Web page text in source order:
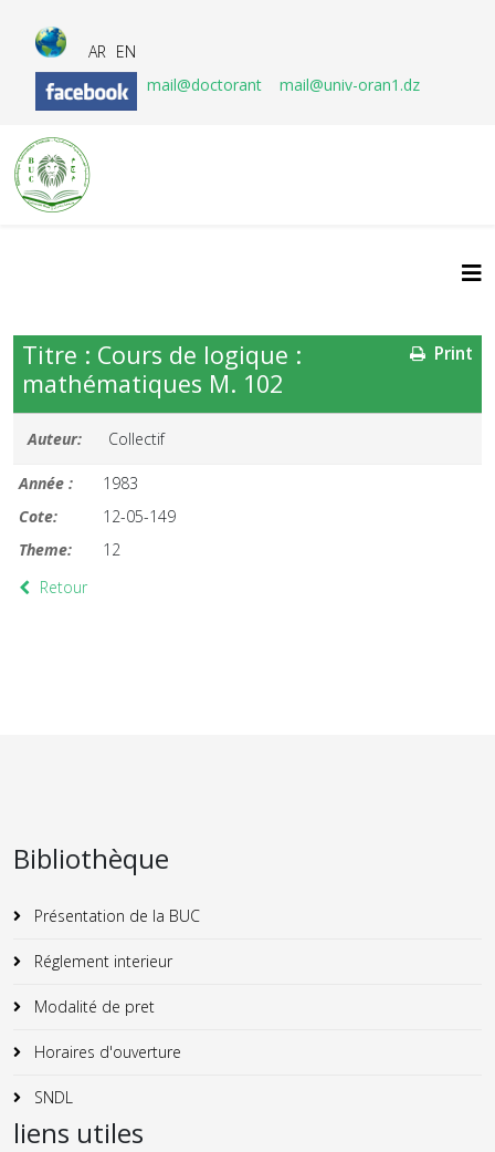
AR EN
mail@doctorant
mail@univ-oran1.dz
Print
Titre : Cours de logique :
mathématiques M. 102
Auteur: Collectif
Année :
1983
Cote:
12-05-149
Theme:
12
Retour
Bibliothèque
Présentation de la BUC
Réglement interieur
Modalité de pret
Horaires d'ouverture
SNDL
liens utiles